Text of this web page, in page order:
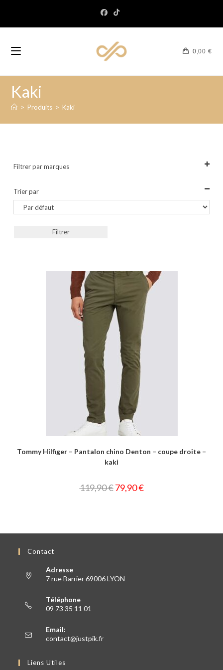
0,00 €
Kaki
> Produits > Kaki
Filtrer par marques
Trier par
Sort Products
Filtrer
Tommy Hilfiger – Pantalon chino Denton – coupe droite –
kaki
119,90€ 79,90€
Contact
Adresse
7 rue Barrier 69006 LYON
Téléphone
09 73 35 11 01
Email:
contact@justpik.fr
Liens Utiles